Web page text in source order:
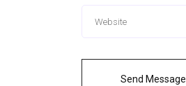
Send Message